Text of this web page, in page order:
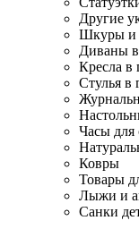
Другие
Шкуры и
Диваны
Кресла в
Стулья в
Часы для
Ковры
Товары
Лыжи и
Санки